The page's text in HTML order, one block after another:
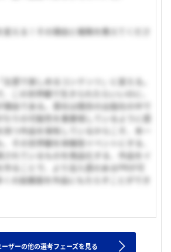
変える！その理由と戦略を教えてくださ
感で楽しめるコンテンツ」に変える。
この世界観で生きられたらいいのに、
理由である。貴社は既存の出版社の中で
たりの可能性を重要視しているように感
持つ作品を保有しているからこそ、本一
その世界観を体験型イベントにする、
されているものを商品化する、作品をイ
作ることで、より没入感のあるPRが可
の設置面を作品にもたらすことができ
ーザーの他の選考フェーズを見る